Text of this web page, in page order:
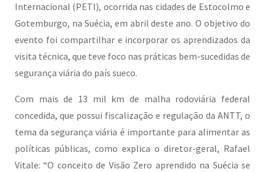
Internacional (PETI), ocorrida nas cidades de Estocolmo e
Gotemburgo, na Suécia, em abril deste ano. O objetivo do
evento foi compartilhar e incorporar os aprendizados da
visita técnica, que teve foco nas práticas bem-sucedidas de
segurança viária do país sueco.
Com mais de 13 mil km de malha rodoviária federal
concedida, que possui fiscalização e regulação da ANTT, o
tema da segurança viária é importante para alimentar as
políticas públicas, como explica o diretor-geral, Rafael
Vitale: “O conceito de Visão Zero aprendido na Suécia se